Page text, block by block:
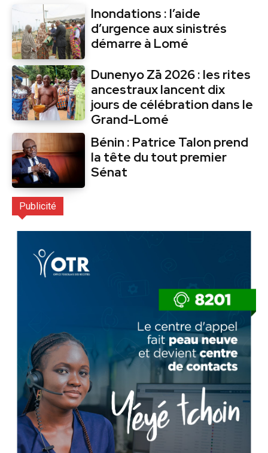
Inondations : l’aide
d’urgence aux sinistrés
démarre à Lomé
Dunenyo Zā 2026 : les rites
ancestraux lancent dix
jours de célébration dans le
Grand-Lomé
Bénin : Patrice Talon prend
la tête du tout premier
Sénat
Publicité